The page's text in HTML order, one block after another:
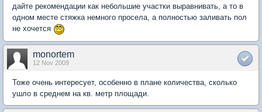
дайте рекомендации как небольшие участки выравнивать, а то в
одном месте стяжка немного просела, а полностью заливать пол
не хочется
monortem
12 Nov 2009
Тоже очень интересует, особенно в плане количества, сколько
ушло в среднем на кв. метр площади.